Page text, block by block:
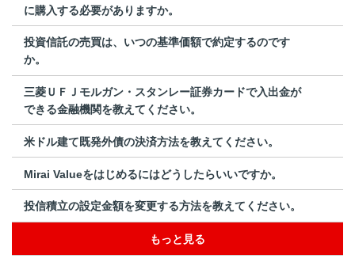
に購入する必要がありますか。
投資信託の売買は、いつの基準価額で約定するのです
か。
三菱ＵＦＪモルガン・スタンレー証券カードで入出金が
できる金融機関を教えてください。
米ドル建て既発外債の決済方法を教えてください。
Mirai Valueをはじめるにはどうしたらいいですか。
投信積立の設定金額を変更する方法を教えてください。
もっと見る